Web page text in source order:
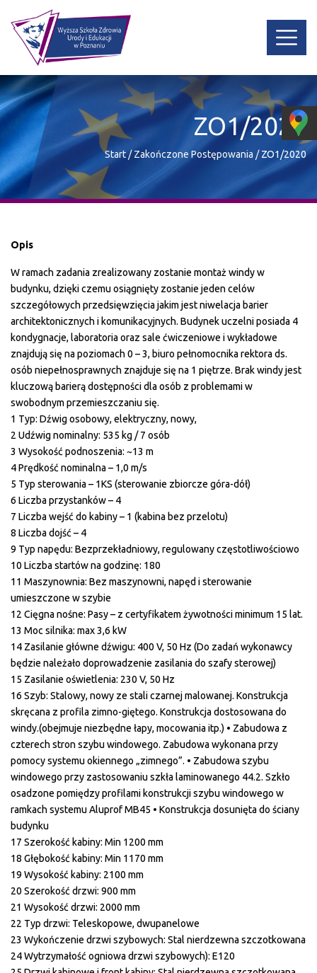
ZO1/2020
Start/ Zakończone Postępowania / ZO1/2020
Opis
W ramach zadania zrealizowany zostanie montaż windy w
budynku, dzięki czemu osiągnięty zostanie jeden celów
szczegółowych przedsięwzięcia jakim jest niwelacja barier
architektonicznych i komunikacyjnych. Budynek uczelni posiada 4
kondygnacje, laboratoria oraz sale ćwiczeniowe i wykładowe
znajdują się na poziomach 0 – 3, biuro pełnomocnika rektora ds.
osób niepełnosprawnych znajduje się na 1 piętrze. Brak windy jest
kluczową barierą dostępności dla osób z problemami w
swobodnym przemieszczaniu się.
1 Typ: Dźwig osobowy, elektryczny, nowy,
2 Udźwig nominalny: 535 kg / 7 osób
3 Wysokość podnoszenia: ~13 m
4 Prędkość nominalna – 1,0 m/s
5 Typ sterowania – 1KS (sterowanie zbiorcze góra-dół)
6 Liczba przystanków – 4
7 Liczba wejść do kabiny – 1 (kabina bez przelotu)
8 Liczba dojść – 4
9 Typ napędu: Bezprzekładniowy, regulowany częstotliwościowo
10 Liczba startów na godzinę: 180
11 Maszynownia: Bez maszynowni, napęd i sterowanie
umieszczone w szybie
12 Cięgna nośne: Pasy – z certyfikatem żywotności minimum 15 lat.
13 Moc silnika: max 3,6 kW
14 Zasilanie główne dźwigu: 400 V, 50 Hz (Do zadań wykonawcy
będzie należało doprowadzenie zasilania do szafy sterowej)
15 Zasilanie oświetlenia: 230 V, 50 Hz
16 Szyb: Stalowy, nowy ze stali czarnej malowanej. Konstrukcja
skręcana z profila zimno-giętego. Konstrukcja dostosowana do
windy.(obejmuje niezbędne łapy, mocowania itp.) • Zabudowa z
czterech stron szybu windowego. Zabudowa wykonana przy
pomocy systemu okiennego „zimnego”. • Zabudowa szybu
windowego przy zastosowaniu szkła laminowanego 44.2. Szkło
osadzone pomiędzy profilami konstrukcji szybu windowego w
ramkach systemu Aluprof MB45 • Konstrukcja dosunięta do ściany
budynku
17 Szerokość kabiny: Min 1200 mm
18 Głębokość kabiny: Min 1170 mm
19 Wysokość kabiny: 2100 mm
20 Szerokość drzwi: 900 mm
21 Wysokość drzwi: 2000 mm
22 Typ drzwi: Teleskopowe, dwupanelowe
23 Wykończenie drzwi szybowych: Stal nierdzewna szczotkowana
24 Wytrzymałość ogniowa drzwi szybowych): E120